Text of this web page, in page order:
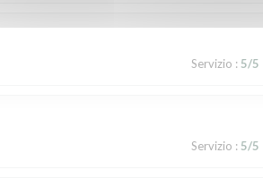
Servizio : 5/5
Servizio : 5/5